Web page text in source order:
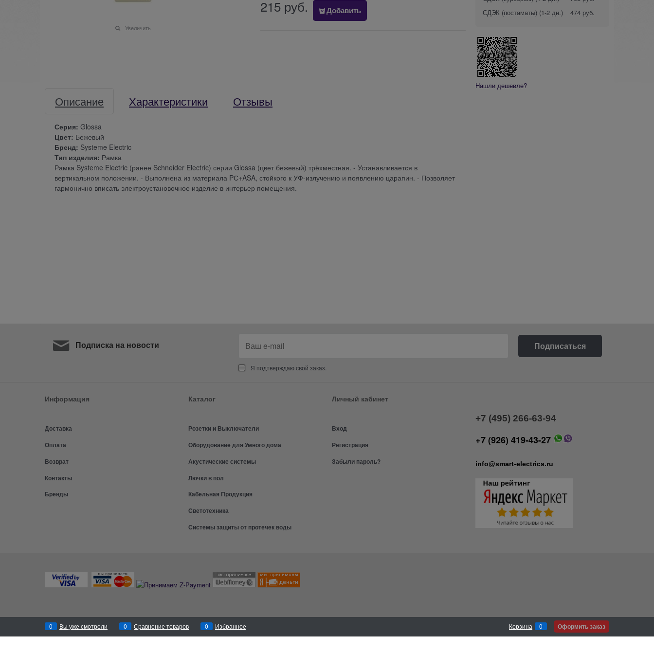
Увеличить
215 руб. Добавить
Описание Характеристики Отзывы
Серия: Glossa
Цвет: Бежевый
Бренд: Systeme Electric
Тип изделия: Рамка
Рамка Systeme Electric (ранее Schneider Electric) серии Glossa (цвет бежевый) трёхместная. - Устанавливается в
вертикальном положении. - Выполнена из материала PС+ASA, стойкого к УФ-излучению и появлению царапин. - Позволяет
гармонично вписать электроустановочное изделие в интерьер помещения.
СДЭК (постаматы) (1-2 дн.) 474 руб.
Нашли дешевле?
Подписка на новости
Я подтверждаю свой заказ.
Информация
Доставка
Оплата
Возврат
Контакты
Бренды
Каталог
Розетки и Выключатели
Оборудование для Умного дома
Акустические системы
Лючки в пол
Кабельная Продукция
Светотехника
Системы защиты от протечек воды
Личный кабинет
Вход
Регистрация
Забыли пароль?
+7 (495) 266-63-94
+7 (926) 419-43-27
info@smart-electrics.ru
0 Вы уже смотрели 0 Сравнение товаров 0 Избранное Корзина 0 Оформить заказ